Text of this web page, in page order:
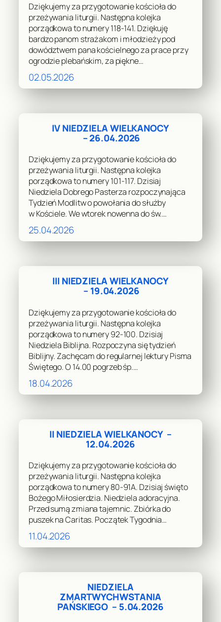
Dziękujemy za przygotowanie kościoła do
przeżywania liturgii. Następna kolejka
porządkowa to numery 118-141. Dziękuję
bardzo panom strażakom i młodzieży pod
dowództwem pana kościelnego za prace przy
ogrodzie plebańskim, za piękne…
02.05.2026
IV NIEDZIELA WIELKANOCY
– 26.04.2026
Dziękujemy za przygotowanie kościoła do
przeżywania liturgii. Następna kolejka
porządkowa to numery 101-117. Dzisiaj
Niedziela Dobrego Pasterza rozpoczynająca
Tydzień Modlitw o powołania do służby
w Kościele. We wtorek nowenna do św.…
25.04.2026
III NIEDZIELA WIELKANOCY
– 19.04.2026
Dziękujemy za przygotowanie kościoła do
przeżywania liturgii. Następna kolejka
porządkowa to numery 92-100. Dzisiaj
Niedziela Biblijna. Rozpoczyna się tydzień
Biblijny. Zachęcam do regularnej lektury Pisma
Świętego. O 14.00 pogrzeb śp.…
18.04.2026
II NIEDZIELA WIELKANOCY –
12.04.2026
Dziękujemy za przygotowanie kościoła do
przeżywania liturgii. Następna kolejka
porządkowa to numery 80-91A. Dzisiaj święto
Bożego Miłosierdzia. Niedziela adoracyjna.
Przed sumą zmiana tajemnic. Zbiórka do
puszek na Caritas. Początek Tygodnia…
11.04.2026
NIEDZIELA
ZMARTWYCHWSTANIA
PAŃSKIEGO – 5.04.2026